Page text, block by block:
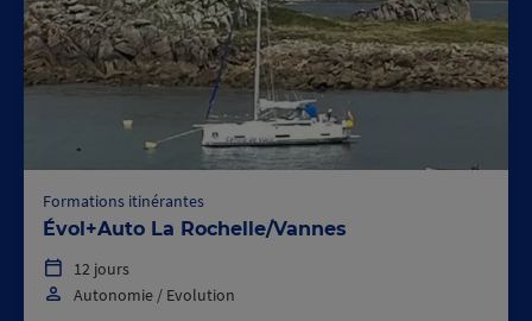
Formations itinérantes
Évol+Auto La Rochelle/Vannes
12 jours
Autonomie / Evolution